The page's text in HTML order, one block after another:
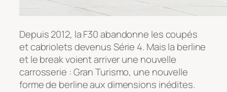
Depuis 2012, la F30 abandonne les coupés
et cabriolets devenus Série 4. Mais la berline
et le break voient arriver une nouvelle
carrosserie : Gran Turismo, une nouvelle
forme de berline aux dimensions inédites.